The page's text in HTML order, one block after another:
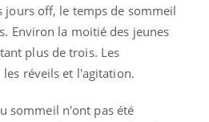
jours off, le temps de sommeil
Environ la moitié des jeunes
plus de trois. Les
réveils et l'agitation.
sommeil n'ont pas été